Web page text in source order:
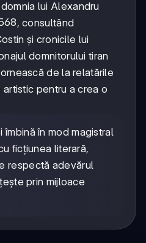
lui Alexandru
, consultând
și cronicile lui
domnitorului tiran
de la relatările
pentru a crea o
îmbină în mod magistral
ficțiunea literară,
respectă adevărul
prin mijloace